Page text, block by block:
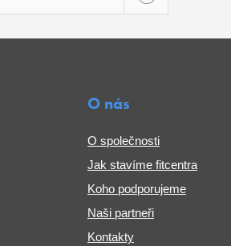
O nás
O společnosti
Jak stavíme fitcentra
Koho podporujeme
Naši partneři
Kontakty